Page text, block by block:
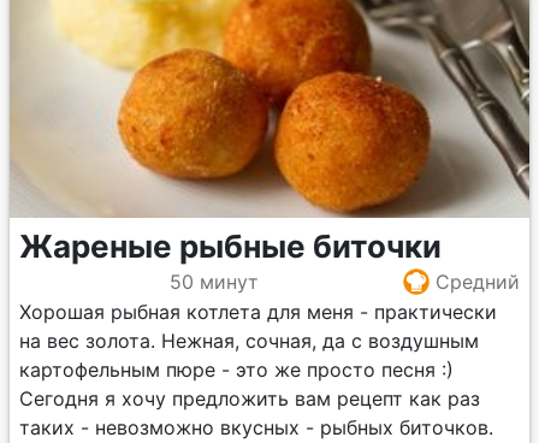
Жареные рыбные биточки
50 минут
Средний
Хорошая рыбная котлета для меня - практически
на вес золота. Нежная, сочная, да с воздушным
картофельным пюре - это же просто песня :)
Сегодня я хочу предложить вам рецепт как раз
таких - невозможно вкусных - рыбных биточков.